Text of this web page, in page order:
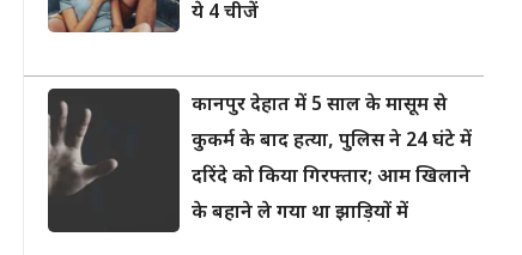
ये 4 चीजें
कानपुर देहात में 5 साल के मासूम से
कुकर्म के बाद हत्या, पुलिस ने 24 घंटे में
दरिंदे को किया गिरफ्तार; आम खिलाने
के बहाने ले गया था झाड़ियों में